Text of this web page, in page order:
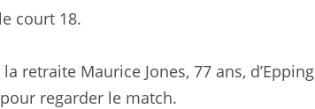
court 18.
la retraite Maurice Jones, 77 ans,
regarder le match.